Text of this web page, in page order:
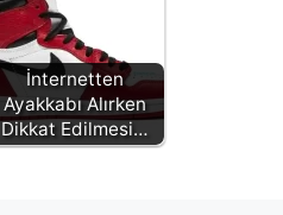
İnternetten
Ayakkabı Alırken
Dikkat Edilmesi…